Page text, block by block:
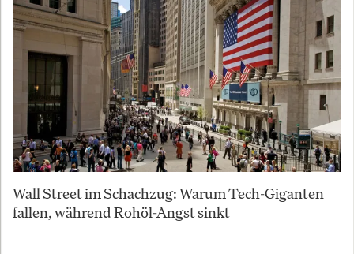
Wall Street im Schachzug: Warum Tech-Giganten
fallen, während Rohöl-Angst sinkt